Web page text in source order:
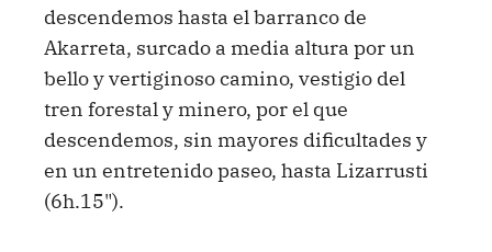
descendemos hasta el barranco de
Akarreta, surcado a media altura por un
bello y vertiginoso camino, vestigio del
tren forestal y minero, por el que
descendemos, sin mayores dificultades y
en un entretenido paseo, hasta Lizarrusti
(6h.15").